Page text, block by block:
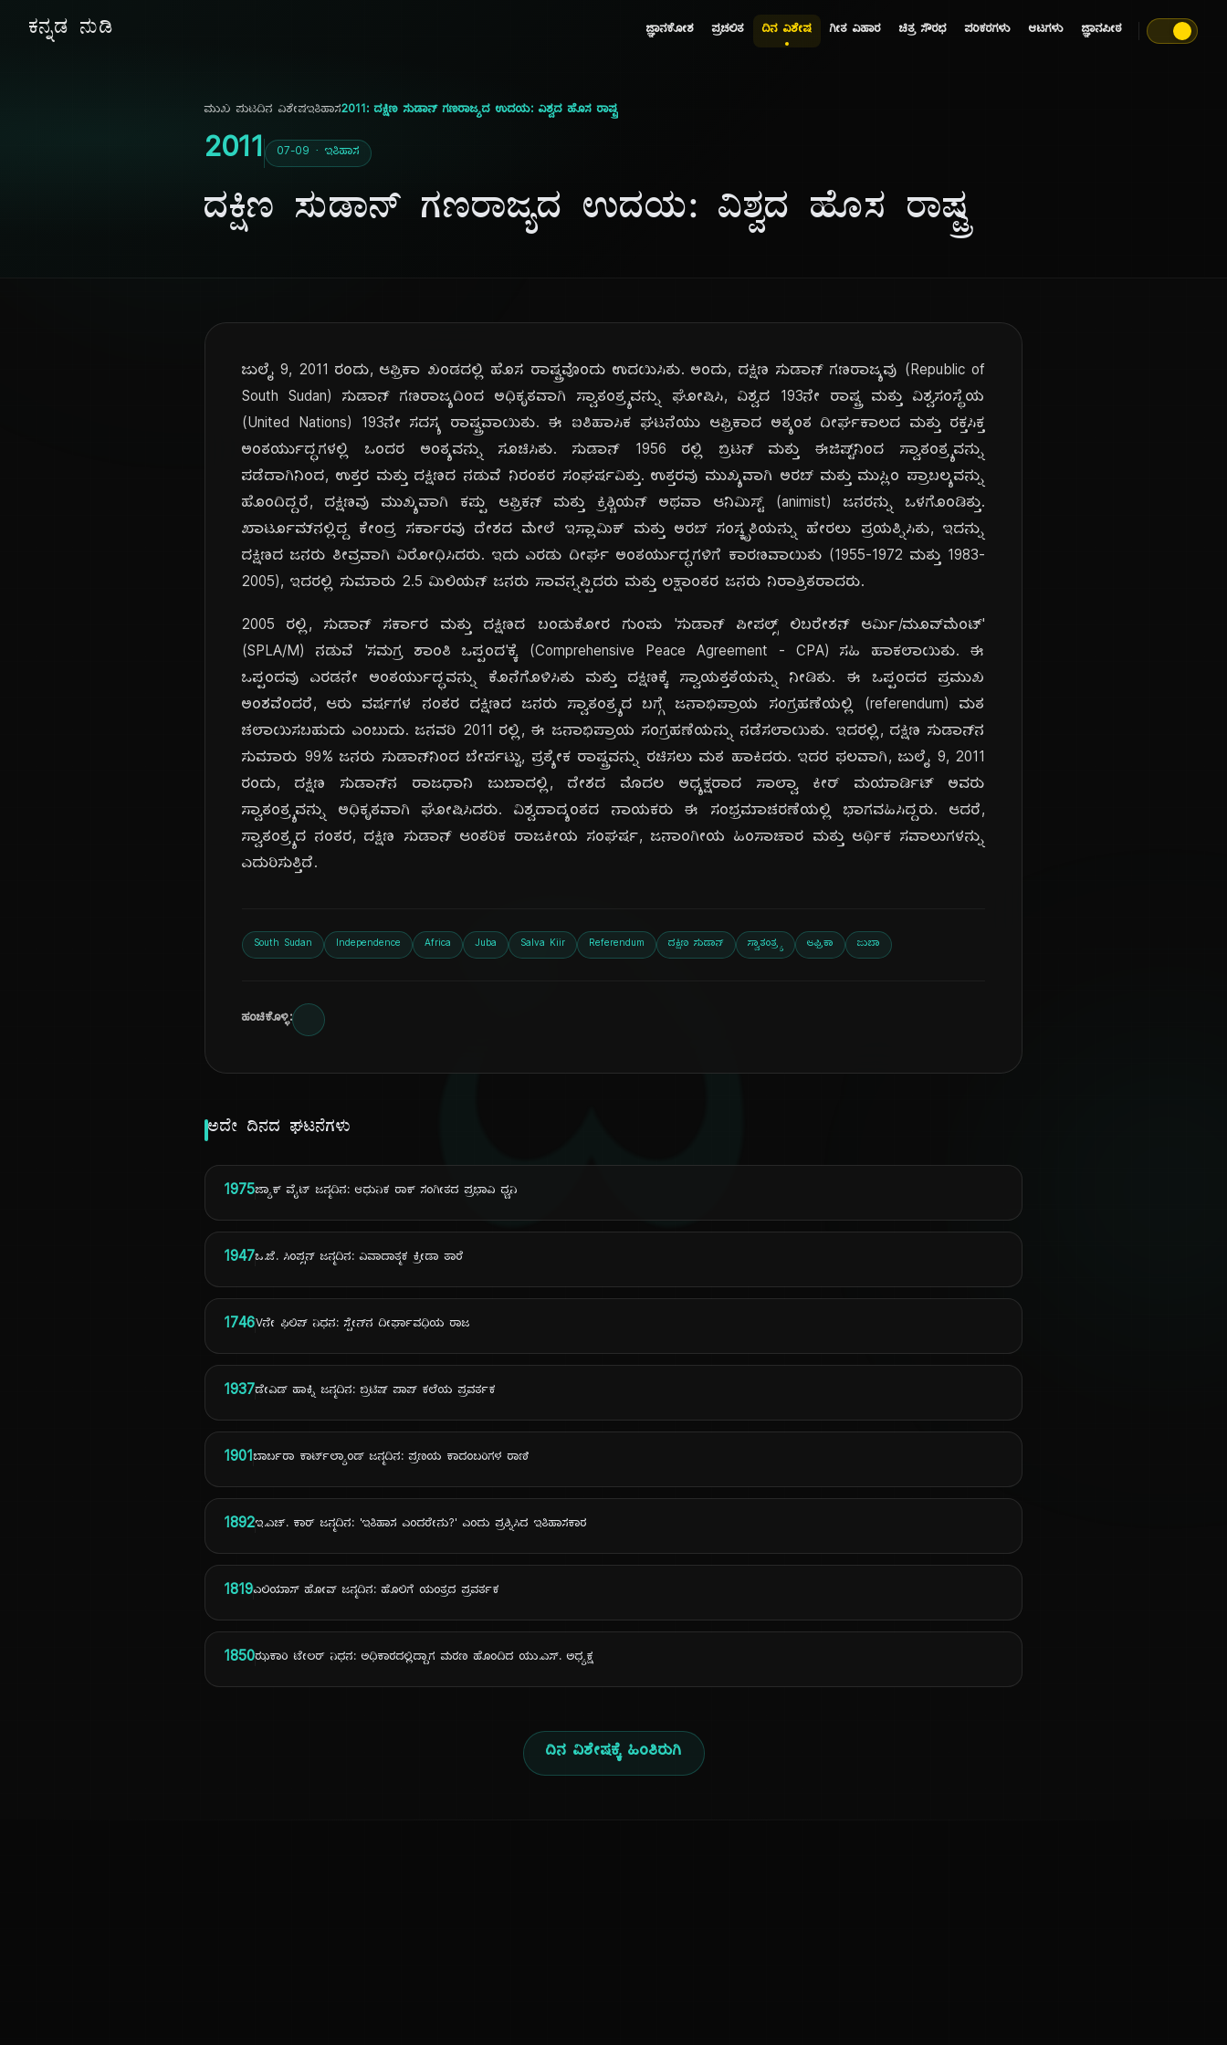
ಕನ್ನಡ ನುಡಿ ಜ್ಞಾನಕೋಶ ಪ್ರಚಲಿತ ದಿನ ವಿಶೇಷ ಗೀತ ವಿಹಾರ ಚಿತ್ರ ಸೌರಭ ಪರಿಕರಗಳು ಆಟಗಳು ಜ್ಞಾನಪೀಠ
ದಿ
ಮುಖ ಪುಟದಿನ ವಿಶೇಷಇತಿಹಾಸ2011: ದಕ್ಷಿಣ ಸುಡಾನ್ ಗಣರಾಜ್ಯದ ಉದಯ: ವಿಶ್ವದ ಹೊಸ ರಾಷ್ಟ್ರ
2011 07-09 · ಇತಿಹಾಸ
ದಕ್ಷಿಣ ಸುಡಾನ್ ಗಣರಾಜ್ಯದ ಉದಯ: ವಿಶ್ವದ ಹೊಸ ರಾಷ್ಟ್ರ
ಜುಲೈ 9, 2011 ರಂದು, ಆಫ್ರಿಕಾ ಖಂಡದಲ್ಲಿ ಹೊಸ ರಾಷ್ಟ್ರವೊಂದು ಉದಯಿಸಿತು. ಅಂದು, ದಕ್ಷಿಣ ಸುಡಾನ್ ಗಣರಾಜ್ಯವು (Republic of
South Sudan) ಸುಡಾನ್ ಗಣರಾಜ್ಯದಿಂದ ಅಧಿಕೃತವಾಗಿ ಸ್ವಾತಂತ್ರ್ಯವನ್ನು ಘೋಷಿಸಿ, ವಿಶ್ವದ 193ನೇ ರಾಷ್ಟ್ರ ಮತ್ತು ವಿಶ್ವಸಂಸ್ಥೆಯ
(United Nations) 193ನೇ ಸದಸ್ಯ ರಾಷ್ಟ್ರವಾಯಿತು. ಈ ಐತಿಹಾಸಿಕ ಘಟನೆಯು ಆಫ್ರಿಕಾದ ಅತ್ಯಂತ ದೀರ್ಘಕಾಲದ ಮತ್ತು ರಕ್ತಸಿಕ್ತ
ಅಂತರ್ಯುದ್ಧಗಳಲ್ಲಿ ಒಂದರ ಅಂತ್ಯವನ್ನು ಸೂಚಿಸಿತು. ಸುಡಾನ್ 1956 ರಲ್ಲಿ ಬ್ರಿಟನ್ ಮತ್ತು ಈಜಿಪ್ಟ್‌ನಿಂದ ಸ್ವಾತಂತ್ರ್ಯವನ್ನು
ಪಡೆದಾಗಿನಿಂದ, ಉತ್ತರ ಮತ್ತು ದಕ್ಷಿಣದ ನಡುವೆ ನಿರಂತರ ಸಂಘರ್ಷವಿತ್ತು. ಉತ್ತರವು ಮುಖ್ಯವಾಗಿ ಅರಬ್ ಮತ್ತು ಮುಸ್ಲಿಂ ಪ್ರಾಬಲ್ಯವನ್ನು
ಹೊಂದಿದ್ದರೆ, ದಕ್ಷಿಣವು ಮುಖ್ಯವಾಗಿ ಕಪ್ಪು ಆಫ್ರಿಕನ್ ಮತ್ತು ಕ್ರಿಶ್ಚಿಯನ್ ಅಥವಾ ಆನಿಮಿಸ್ಟ್ (animist) ಜನರನ್ನು ಒಳಗೊಂಡಿತ್ತು.
ಖಾರ್ಟೂಮ್‌ನಲ್ಲಿದ್ದ ಕೇಂದ್ರ ಸರ್ಕಾರವು ದೇಶದ ಮೇಲೆ ಇಸ್ಲಾಮಿಕ್ ಮತ್ತು ಅರಬ್ ಸಂಸ್ಕೃತಿಯನ್ನು ಹೇರಲು ಪ್ರಯತ್ನಿಸಿತು, ಇದನ್ನು
ದಕ್ಷಿಣದ ಜನರು ತೀವ್ರವಾಗಿ ವಿರೋಧಿಸಿದರು. ಇದು ಎರಡು ದೀರ್ಘ ಅಂತರ್ಯುದ್ಧಗಳಿಗೆ ಕಾರಣವಾಯಿತು (1955-1972 ಮತ್ತು 1983-
2005), ಇದರಲ್ಲಿ ಸುಮಾರು 2.5 ಮಿಲಿಯನ್ ಜನರು ಸಾವನ್ನಪ್ಪಿದರು ಮತ್ತು ಲಕ್ಷಾಂತರ ಜನರು ನಿರಾಶ್ರಿತರಾದರು.
2005 ರಲ್ಲಿ, ಸುಡಾನ್ ಸರ್ಕಾರ ಮತ್ತು ದಕ್ಷಿಣದ ಬಂಡುಕೋರ ಗುಂಪು 'ಸುಡಾನ್ ಪೀಪಲ್ಸ್ ಲಿಬರೇಶನ್ ಆರ್ಮಿ/ಮೂವ್‌ಮೆಂಟ್'
(SPLA/M) ನಡುವೆ 'ಸಮಗ್ರ ಶಾಂತಿ ಒಪ್ಪಂದ'ಕ್ಕೆ (Comprehensive Peace Agreement - CPA) ಸಹಿ ಹಾಕಲಾಯಿತು. ಈ
ಒಪ್ಪಂದವು ಎರಡನೇ ಅಂತರ್ಯುದ್ಧವನ್ನು ಕೊನೆಗೊಳಿಸಿತು ಮತ್ತು ದಕ್ಷಿಣಕ್ಕೆ ಸ್ವಾಯತ್ತತೆಯನ್ನು ನೀಡಿತು. ಈ ಒಪ್ಪಂದದ ಪ್ರಮುಖ
ಅಂಶವೆಂದರೆ, ಆರು ವರ್ಷಗಳ ನಂತರ ದಕ್ಷಿಣದ ಜನರು ಸ್ವಾತಂತ್ರ್ಯದ ಬಗ್ಗೆ ಜನಾಭಿಪ್ರಾಯ ಸಂಗ್ರಹಣೆಯಲ್ಲಿ (referendum) ಮತ
ಚಲಾಯಿಸಬಹುದು ಎಂಬುದು. ಜನವರಿ 2011 ರಲ್ಲಿ, ಈ ಜನಾಭಿಪ್ರಾಯ ಸಂಗ್ರಹಣೆಯನ್ನು ನಡೆಸಲಾಯಿತು. ಇದರಲ್ಲಿ, ದಕ್ಷಿಣ ಸುಡಾನ್‌ನ
ಸುಮಾರು 99% ಜನರು ಸುಡಾನ್‌ನಿಂದ ಬೇರ್ಪಟ್ಟು, ಪ್ರತ್ಯೇಕ ರಾಷ್ಟ್ರವನ್ನು ರಚಿಸಲು ಮತ ಹಾಕಿದರು. ಇದರ ಫಲವಾಗಿ, ಜುಲೈ 9, 2011
ರಂದು, ದಕ್ಷಿಣ ಸುಡಾನ್‌ನ ರಾಜಧಾನಿ ಜುಬಾದಲ್ಲಿ, ದೇಶದ ಮೊದಲ ಅಧ್ಯಕ್ಷರಾದ ಸಾಲ್ವಾ ಕೀರ್ ಮಯಾರ್ಡಿಟ್ ಅವರು
ಸ್ವಾತಂತ್ರ್ಯವನ್ನು ಅಧಿಕೃತವಾಗಿ ಘೋಷಿಸಿದರು. ವಿಶ್ವದಾದ್ಯಂತದ ನಾಯಕರು ಈ ಸಂಭ್ರಮಾಚರಣೆಯಲ್ಲಿ ಭಾಗವಹಿಸಿದ್ದರು. ಆದರೆ,
ಸ್ವಾತಂತ್ರ್ಯದ ನಂತರ, ದಕ್ಷಿಣ ಸುಡಾನ್ ಆಂತರಿಕ ರಾಜಕೀಯ ಸಂಘರ್ಷ, ಜನಾಂಗೀಯ ಹಿಂಸಾಚಾರ ಮತ್ತು ಆರ್ಥಿಕ ಸವಾಲುಗಳನ್ನು
ಎದುರಿಸುತ್ತಿದೆ.
South Sudan Independence Africa Juba Salva Kiir Referendum ದಕ್ಷಿಣ ಸುಡಾನ್ ಸ್ವಾತಂತ್ರ್ಯ ಆಫ್ರಿಕಾ ಜುಬಾ
ಹಂಚಿಕೊಳ್ಳಿ:
ಅದೇ ದಿನದ ಘಟನೆಗಳು
1975ಜ್ಯಾಕ್ ವೈಟ್ ಜನ್ಮದಿನ: ಆಧುನಿಕ ರಾಕ್ ಸಂಗೀತದ ಪ್ರಭಾವಿ ಧ್ವನಿ
1947ಒ.ಜೆ. ಸಿಂಪ್ಸನ್ ಜನ್ಮದಿನ: ವಿವಾದಾತ್ಮಕ ಕ್ರೀಡಾ ತಾರೆ
1746Vನೇ ಫಿಲಿಪ್ ನಿಧನ: ಸ್ಪೇನ್‌ನ ದೀರ್ಘಾವಧಿಯ ರಾಜ
1937ಡೇವಿಡ್ ಹಾಕ್ನಿ ಜನ್ಮದಿನ: ಬ್ರಿಟಿಷ್ ಪಾಪ್ ಕಲೆಯ ಪ್ರವರ್ತಕ
1901ಬಾರ್ಬರಾ ಕಾರ್ಟ್‌ಲ್ಯಾಂಡ್ ಜನ್ಮದಿನ: ಪ್ರಣಯ ಕಾದಂಬರಿಗಳ ರಾಣಿ
1892ಇ.ಎಚ್. ಕಾರ್ ಜನ್ಮದಿನ: 'ಇತಿಹಾಸ ಎಂದರೇನು?' ಎಂದು ಪ್ರಶ್ನಿಸಿದ ಇತಿಹಾಸಕಾರ
1819ಎಲಿಯಾಸ್ ಹೋವ್ ಜನ್ಮದಿನ: ಹೊಲಿಗೆ ಯಂತ್ರದ ಪ್ರವರ್ತಕ
1850ಝಕಾರಿ ಟೇಲರ್ ನಿಧನ: ಅಧಿಕಾರದಲ್ಲಿದ್ದಾಗ ಮರಣ ಹೊಂದಿದ ಯು.ಎಸ್. ಅಧ್ಯಕ್ಷ
ದಿನ ವಿಶೇಷಕ್ಕೆ ಹಿಂತಿರುಗಿ